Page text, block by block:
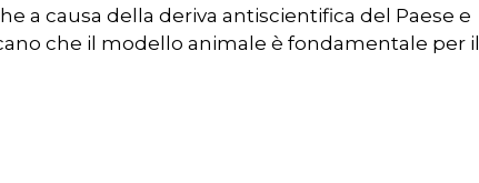
a causa della deriva antiscientifica del Paese e
che il modello animale è fondamentale per il